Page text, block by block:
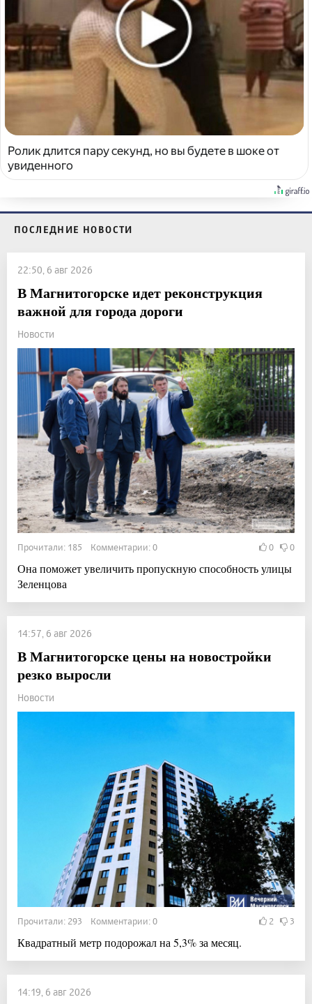
Ролик длится пару секунд, но вы будете в шоке от
увиденного
ПОСЛЕДНИЕ НОВОСТИ
22:50, 6 авг 2026
В Магнитогорске идет реконструкция
важной для города дороги
Новости
Прочитали: 185 Комментарии: 0 0 0
Она поможет увеличить пропускную способность улицы
Зеленцова
14:57, 6 авг 2026
В Магнитогорске цены на новостройки
резко выросли
Новости
Прочитали: 293 Комментарии: 0 2 3
Квадратный метр подорожал на 5,3% за месяц.
14:19, 6 авг 2026